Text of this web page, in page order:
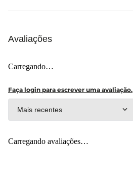
Avaliações
Carregando…
Faça login para escrever uma avaliação.
Mais recentes
Carregando avaliações…